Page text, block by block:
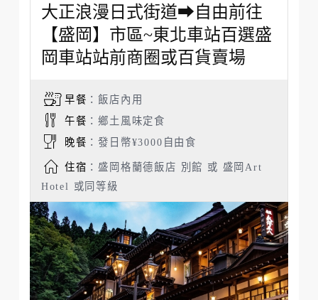
大正浪漫日式街道➡自由前往
【盛岡】市區~東北車站百選盛
岡車站站前商圈或百貨賣場
早餐 ：飯店內用
午餐 ：鄉土風味定食
晚餐 ：發日幣¥3000自由食
住宿 ：盛岡格蘭德飯店 別館 或 盛岡Art
Hotel 或同等級